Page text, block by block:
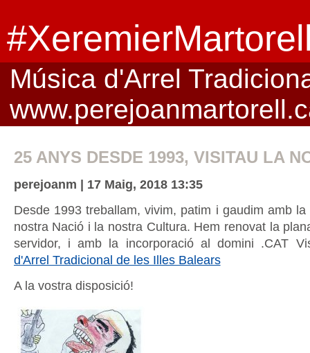
Música d'Arrel
25 ANYS DESDE 1993, VISITAU LA
perejoanm | 17 Maig, 2018 13:35
Desde 1993 treballam, vivim, patim i gaudim amb
nostra Nació i la nostra Cultura. Hem renovat la
servidor, i amb la incorporació al domini .CAT
d'Arrel Tradicional de les Illes Balears
A la vostra disposició!